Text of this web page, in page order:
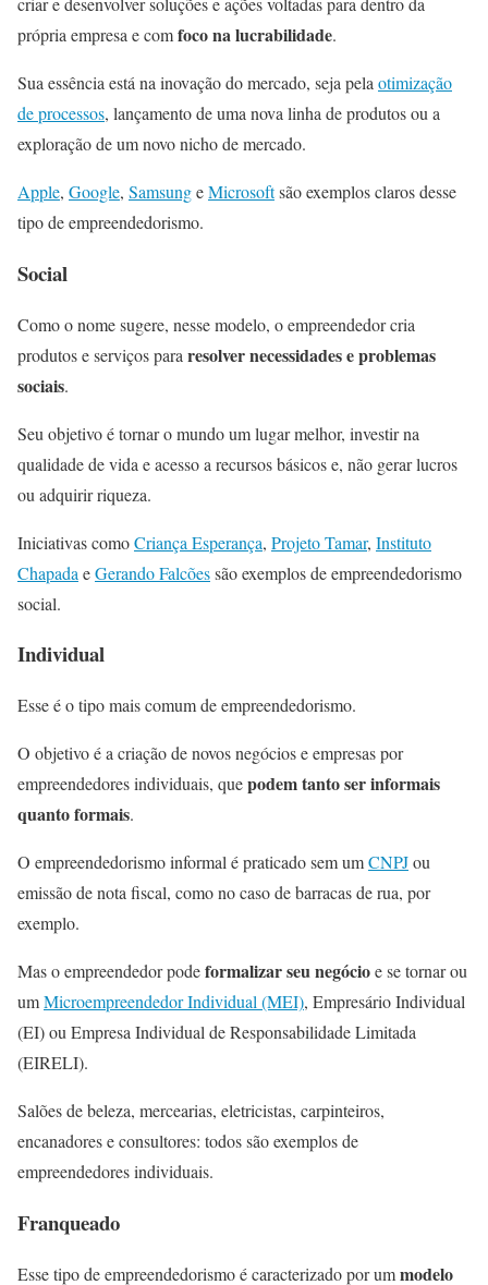
própria empresa e comfoco na lucrabilidade.
Sua essência está na inovação do mercado, seja pela otimização
de processos, lançamento de uma nova linha de produtos ou a
exploração de um novo nicho de mercado.
Apple, Google, SamsungeMicrosoftsão exemplos claros desse
tipo de empreendedorismo.
Social
Como o nome sugere, nesse modelo, o empreendedor cria
produtos e serviços para resolver necessidades e problemas
sociais.
Seu objetivo é tornar o mundo um lugar melhor, investir na
qualidade de vida e acesso a recursos básicos e, não gerar lucros
ou adquirir riqueza.
Iniciativas comoCriança Esperança, Projeto Tamar, Instituto
Chapada eGerando Falcõessão exemplos de empreendedorismo
social.
Individual
Esse é o tipo mais comum de empreendedorismo.
O objetivo é a criação de novos negócios e empresas por
empreendedores individuais, quepodem tanto ser informais
quanto formais.
O empreendedorismo informal é praticado sem umCNPJou
emissão de nota fiscal, como no caso de barracas de rua, por
exemplo.
Mas o empreendedor podeformalizar seu negócioe se tornar ou
umMicroempreendedor Individual (MEI), Empresário Individual
(EI) ou Empresa Individual de Responsabilidade Limitada
(EIRELI).
Salões de beleza, mercearias, eletricistas, carpinteiros,
encanadores e consultores: todos são exemplos de
empreendedores individuais.
Franqueado
Esse tipo de empreendedorismo é caracterizado por ummodelo